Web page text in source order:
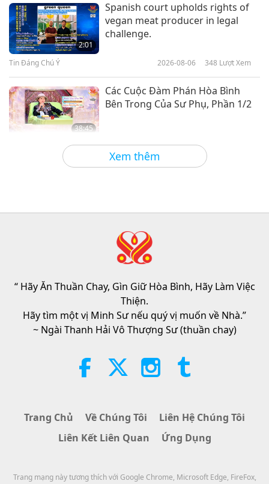
Bộ Tộc Raute Ở Nepal – Những
Người Du Mục Của Cánh Rừng
Xem thêm
2:01
Spanish court upholds rights of
vegan meat producer in legal
challenge.
Tin Đáng Chú Ý 2026-08-06 348 Lượt Xem
38:45
Các Cuộc Đàm Phán Hòa Bình
Bên Trong Của Sư Phụ, Phần 1/2
2026-08-06
25:38
“Fast Charge” Is Wonderful Way
Whenever Material World Begins
to Feel Too Imposing
Tin Đáng Chú Ý 2026-08-05 1310Lượt Xem
38:07
Đạo Đức Hồi Giáo Về Nước: Trích
Tuyển Kinh Hadith, Phần 1/2
Lời Thánh Khải 2026-08-05 292Lượt Xem
“ Hãy Ăn Thuần Chay, Gìn Giữ Hòa Bình, Hãy Làm Việc
Thiện.
Hãy tìm một vị Minh Sư nếu quý vị muốn về Nhà.”
~ Ngài Thanh Hải Vô Thượng Sư (thuần chay)
Trang Chủ Về Chúng Tôi
Liên Hệ Chúng Tôi
Liên Kết Liên Quan
Ứng Dụng
Trang mạng này tương thích với Google Chrome, Microsoft Edge, FireFox,